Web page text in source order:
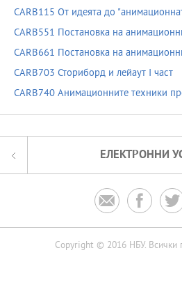
CARB115 От идеята до
CARB551 Постановка на
CARB661 Постановка на
CARB703 Сториборд и лейаут І част
CARB740 Анимационните техники
ЕЛЕКТРОННИ
  
Copyright © 2016 НБУ. Всички